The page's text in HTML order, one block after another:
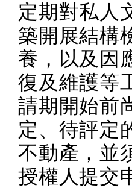
定期對私人
築開展結構
養，以及因
復及維護等
請期開始前
定、待評定
不動產，並
授權人提交